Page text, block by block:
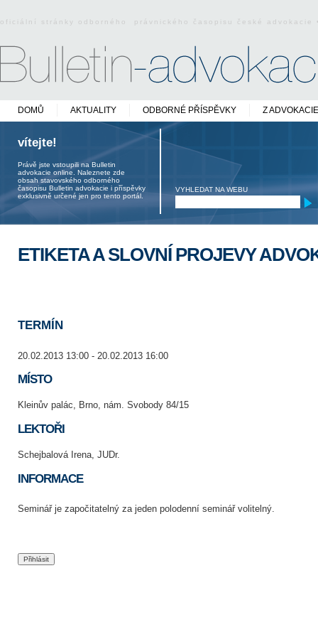
oficiální stránky odborného právnického časopisu české
DOMŮ AKTUALITY ODBORNÉ PŘÍSPĚVKY Z ADVOKACIE
vítejte!
Právě jste vstoupili na Bulletin
advokacie online. Naleznete zde
obsah stavovského odborného
časopisu Bulletin advokacie i příspěvky
exklusivně určené jen pro tento portál.
VYHLEDAT NA WEBU
ETIKETA A SLOVNÍ PROJEVY
TERMÍN
20.02.2013 13:00 - 20.02.2013 16:00
MÍSTO
Kleinův palác, Brno, nám. Svobody 84/15
LEKTOŘI
Schejbalová Irena, JUDr.
INFORMACE
Seminář je započitatelný za jeden polodenní seminář volitelný.